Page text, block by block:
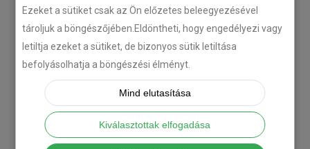
Ezeket a sütiket csak az Ön előzetes beleegyezésével
tároljuk a böngészőjében.Eldöntheti, hogy engedélyezi vagy
letiltja ezeket a sütiket, de bizonyos sütik letiltása
befolyásolhatja a böngészési élményt.
Mind elutasítása
Kiválasztottak elfogadása
2018-06-12
Citroën C-Zero tempomat
beszerelés
2018-02-14
Legtöbbet olvasott